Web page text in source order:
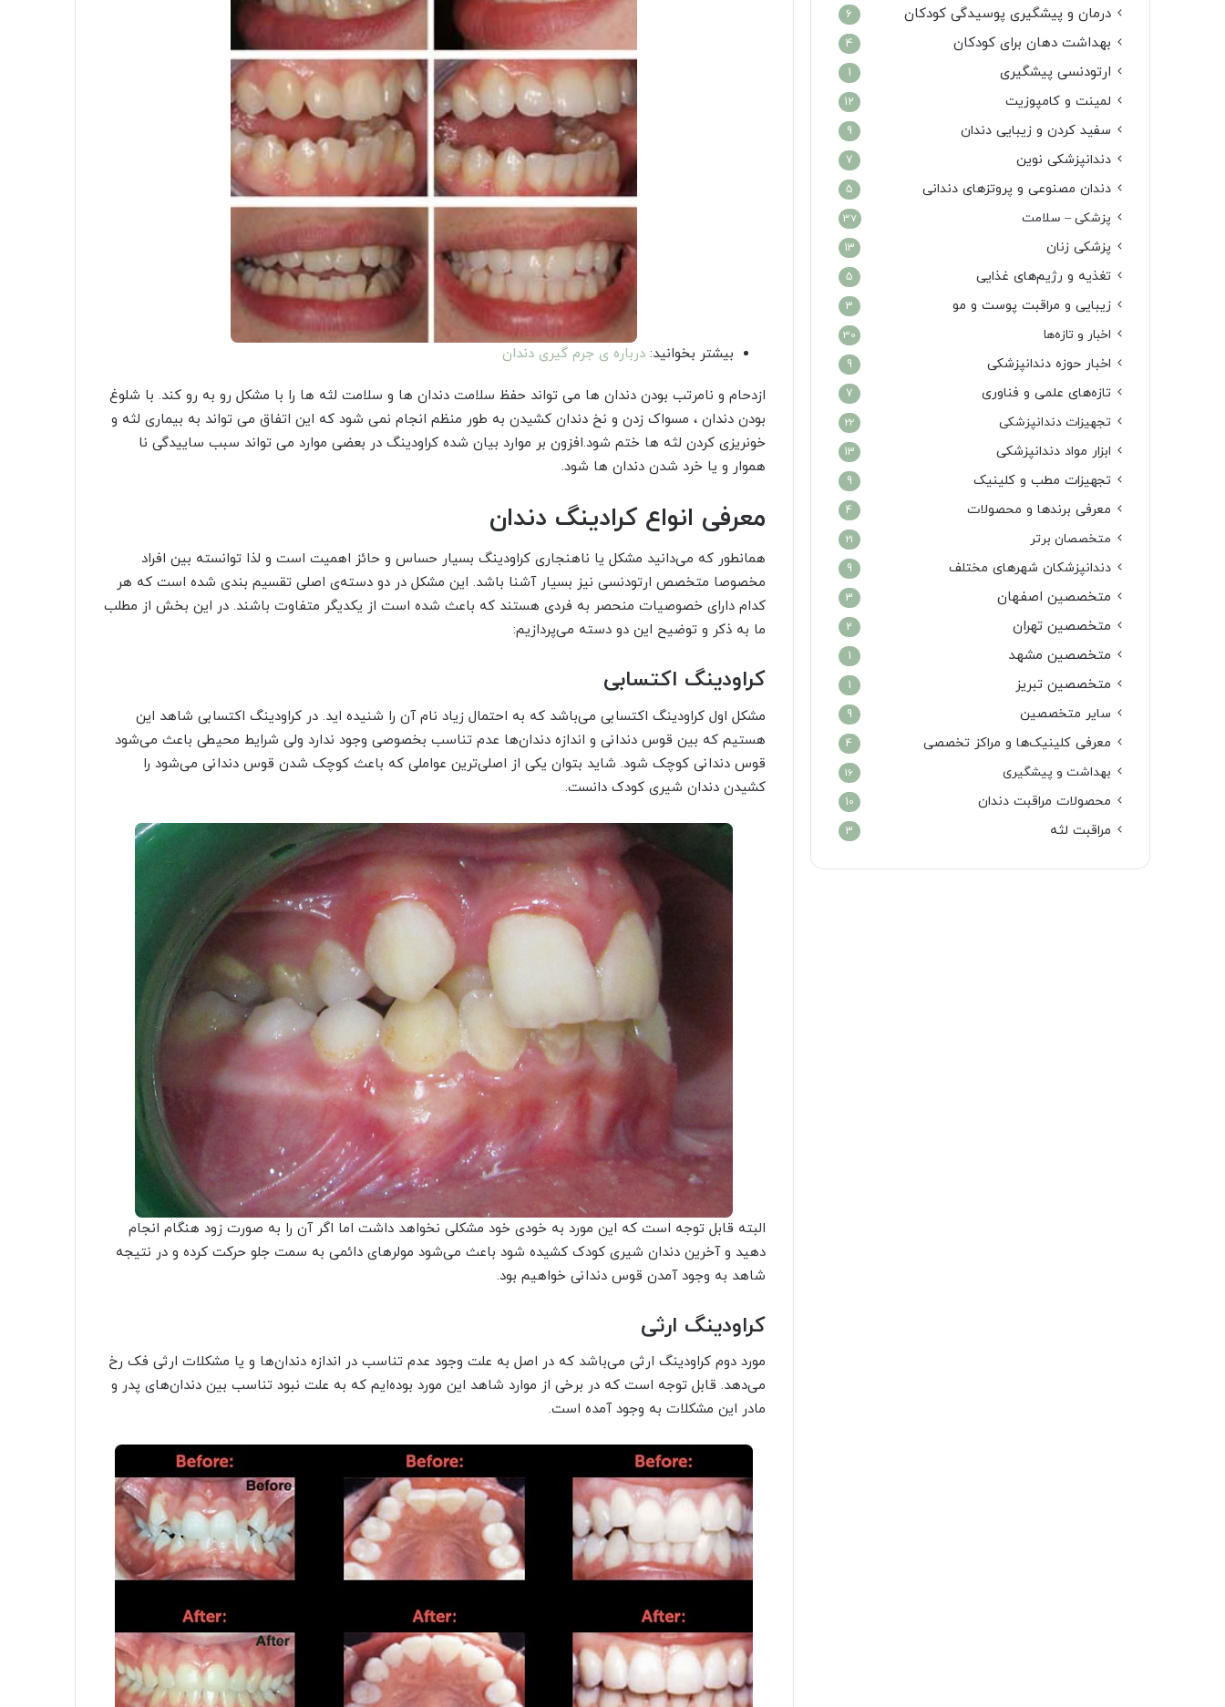
بیشتر بخوانید:درباره ی جرم گیری دندان
ازدحام و نامرتب بودن دندان ها می تواند حفظ سلامت دندان ها و سلامت لثه ها را با مشکل رو به رو کند. با شلوغ
بودن دندان ، مسواک زدن و نخ دندان کشیدن به طور منظم انجام نمی شود که این اتفاق می تواند به بیماری لثه و
خونریزی کردن لثه ها ختم شود.افزون بر موارد بیان شده کراودینگ در بعضی موارد می تواند سبب ساییدگی نا
هموار و یا خرد شدن دندان ها شود.
معرفی انواع کرادینگ دندان
همانطور که می‌دانید مشکل یا ناهنجاری کراودینگ بسیار حساس و حائز اهمیت است و لذا توانسته بین افراد
مخصوصا متخصص ارتودنسی نیز بسیار آشنا باشد. این مشکل در دو دسته‌ی اصلی تقسیم بندی شده است که هر
کدام دارای خصوصیات منحصر به فردی هستند که باعث شده است از یکدیگر متفاوت باشند. در این بخش از مطلب
ما به ذکر و توضیح این دو دسته می‌پردازیم:
کراودینگ اکتسابی
مشکل اول کراودینگ اکتسابی می‌باشد که به احتمال زیاد نام آن را شنیده ‎اید. در کراودینگ اکتسابی شاهد این
هستیم که بین قوس دندانی و اندازه دندان‌ها عدم تناسب بخصوصی وجود ندارد ولی شرایط محیطی باعث می‌شود
قوس دندانی کوچک شود. شاید بتوان یکی از اصلی‌ترین عواملی که باعث کوچک شدن قوس دندانی می‌شود را
کشیدن دندان شیری کودک دانست.
البته قابل توجه است که این مورد به خودی خود مشکلی نخواهد داشت اما اگر آن را به صورت زود هنگام انجام
دهید و آخرین دندان شیری کودک کشیده شود باعث می‌شود مولرهای دائمی به سمت جلو حرکت کرده و در نتیجه
شاهد به وجود آمدن قوس دندانی خواهیم بود.
کراودینگ ارثی
مورد دوم کراودینگ ارثی می‌باشد که در اصل به علت وجود عدم تناسب در اندازه‌ دندان‌ها و یا مشکلات ارثی فک رخ
می‌دهد. قابل توجه است که در برخی از موارد شاهد این مورد بوده‌ایم که به علت نبود تناسب بین دندان‌های پدر و
مادر این مشکلات به وجود آمده است.
درمان و پیشگیری پوسیدگی کودکان 6
بهداشت دهان برای کودکان 4
ارتودنسی پیشگیری 1
لمینت و کامپوزیت 12
سفید کردن و زیبایی دندان 9
دندانپزشکی نوین 7
دندان مصنوعی و پروتزهای دندانی 5
پزشکی – سلامت 37
پزشکی زنان 13
تغذیه و رژیم‌های غذایی 5
زیبایی و مراقبت پوست و مو 3
اخبار و تازه‌ها 30
اخبار حوزه دندانپزشکی 9
تازه‌های علمی و فناوری 7
تجهیزات دندانپزشکی 22
ابزار مواد دندانپزشکی 13
تجهیزات مطب و کلینیک 9
معرفی برندها و محصولات 4
متخصصان برتر 21
دندانپزشکان شهرهای مختلف 9
متخصصین اصفهان 3
متخصصین تهران 2
متخصصین مشهد 1
متخصصین تبریز 1
سایر متخصصین 9
معرفی کلینیک‌ها و مراکز تخصصی 4
بهداشت و پیشگیری 16
محصولات مراقبت دندان 10
مراقبت لثه 3